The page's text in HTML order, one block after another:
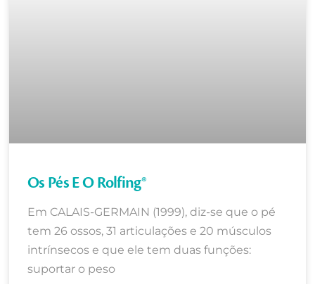
Os Pés E O Rolfing®
Em CALAIS-GERMAIN (1999), diz-se que o pé
tem 26 ossos, 31 articulações e 20 músculos
intrínsecos e que ele tem duas funções:
suportar o peso